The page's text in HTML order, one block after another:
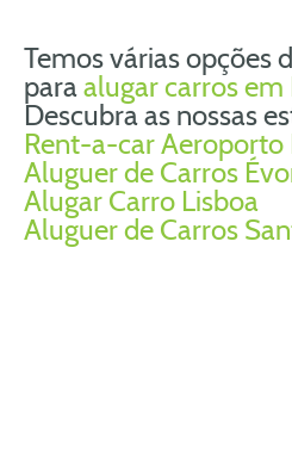
Temos várias opções
paraalugar carros
Descubra as nossas
Rent-a-car Aeroporto
Aluguer de Carros
Alugar Carro Lisboa
Aluguer de Carros